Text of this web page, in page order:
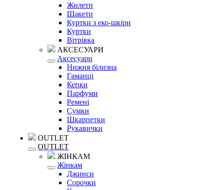
Жилети
Шакети
Куртки з еко-шкіри
Куртки
Вітрівка
АКСЕСУАРИ
Аксесуари
Нижня білизна
Гаманці
Кепки
Парфуми
Ремені
Сумки
Шкарпетки
Рукавички
OUTLET
OUTLET
ЖІНКАМ
Жінкам
Джинси
Сорочки